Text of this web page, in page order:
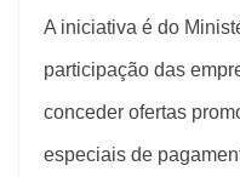
A iniciativa é do
participação das
conceder ofertas
especiais de